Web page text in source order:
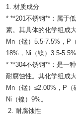
1. 材质成分
* **201不锈钢**：属于
素。其具体的化学组成
Mn（锰）5.5-7.5%，P
18%，Ni（镍）3.5-5.5%
* **304不锈钢**：是一
耐腐蚀性。其化学组成
Mn（锰）≤2.00%，P（
Ni（镍）9%。
2. 耐腐蚀性